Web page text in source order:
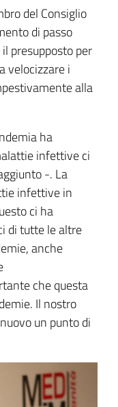
del Consiglio
di passo
presupposto per
velocizzare i
alla
ha
infettive ci
-. La
infettive in
ci ha
di tutte le altre
anche
che questa
Il nostro
un punto di